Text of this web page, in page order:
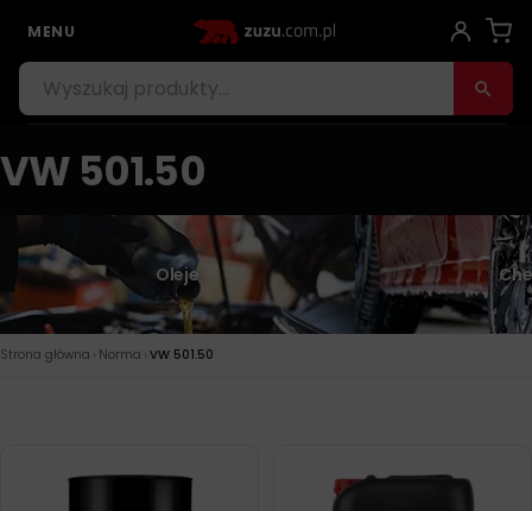
MENU
VW 501.50
Oleje
Strona główna › Norma › VW 501.50